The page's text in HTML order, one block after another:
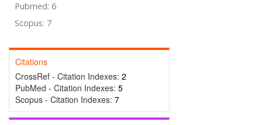
Pubmed: 6
Scopus: 7
Citations
CrossRef - Citation Indexes: 2
PubMed - Citation Indexes: 5
Scopus - Citation Indexes: 7